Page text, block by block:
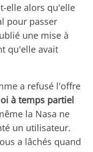
elle alors qu'elle
pour passer
une mise à
qu'elle avait
a refusé l'offre
à temps partiel
la Nasa ne
un utilisateur.
a lâchés quand